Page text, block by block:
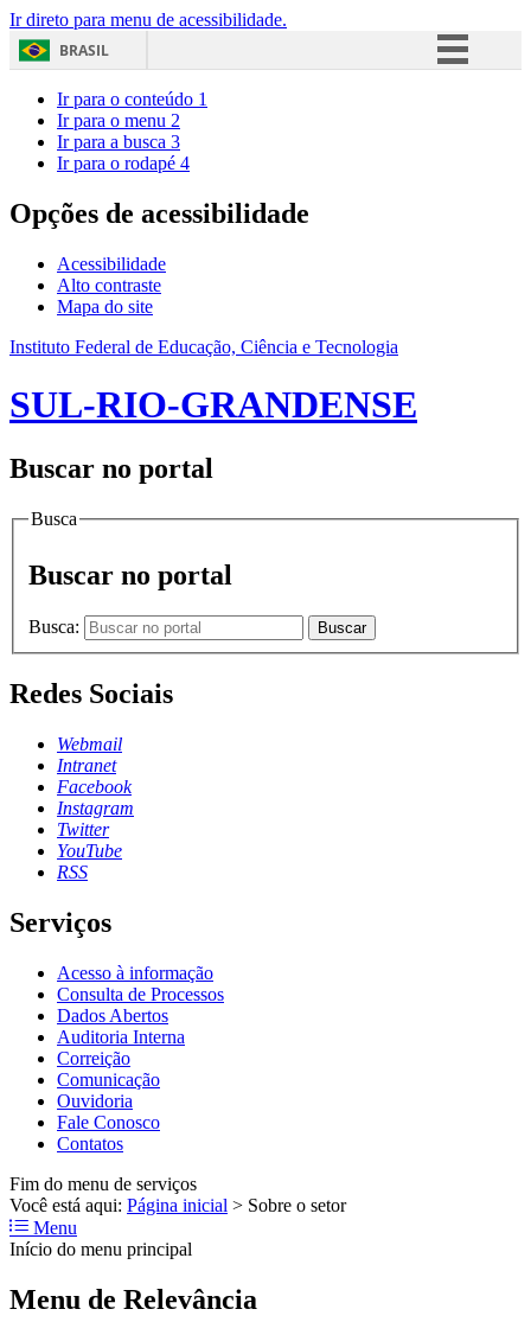
Ir direto para menu de acessibilidade.
BRASIL
Acesso à informação
Ir para o conteúdo 1
Ir para o menu 2
Ir para a busca 3
Ir para o rodapé 4
Opções de acessibilidade
Acessibilidade
Alto contraste
Mapa do site
Instituto Federal de Educação, Ciência e Tecnologia
SUL-RIO-GRANDENSE
Buscar no portal
Busca
Buscar no portal
Busca: Buscar
Redes Sociais
Webmail
Intranet
Facebook
Instagram
Twitter
YouTube
RSS
Serviços
Acesso à informação
Consulta de Processos
Dados Abertos
Auditoria Interna
Correição
Comunicação
Ouvidoria
Fale Conosco
Contatos
Fim do menu de serviços
Você está aqui: Página inicial > Sobre o setor
Menu
Início do menu principal
Menu de Relevância